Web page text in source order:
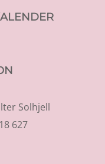
Solhjell
627